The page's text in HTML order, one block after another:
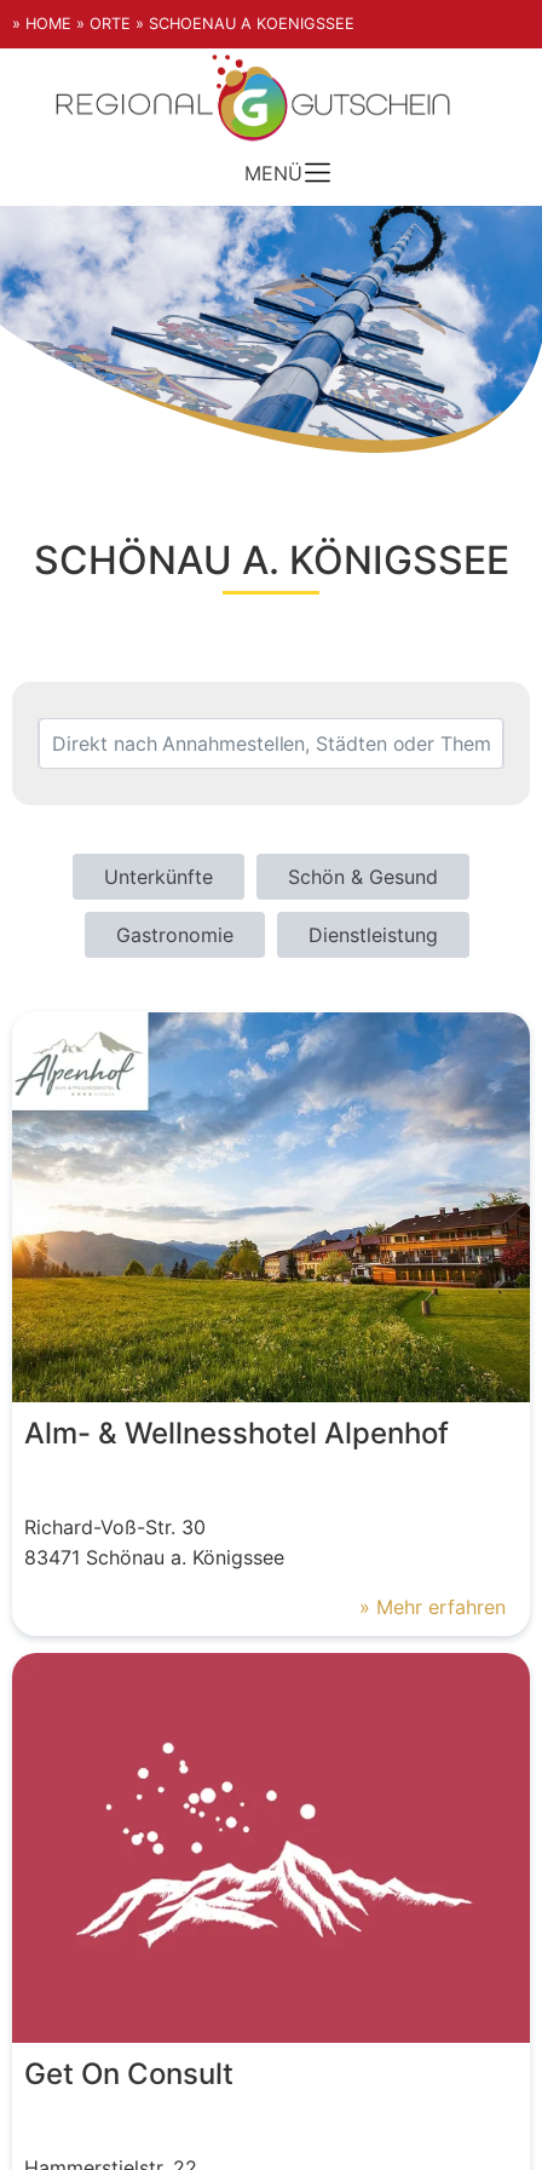
» HOME » ORTE » SCHOENAU A KOENIGSSEE
MENÜ
SCHÖNAU A. KÖNIGSSEE
Unterkünfte Schön & Gesund
Gastronomie Dienstleistung
Alm- & Wellnesshotel Alpenhof
Richard-Voß-Str. 30
83471 Schönau a. Königssee
» Mehr erfahren
Get On Consult